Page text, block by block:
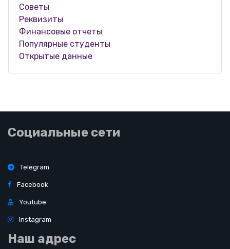
Советы
Реквизиты
Финансовые отчеты
Популярные студенты
Открытые данные
Социальные сети
Telegram
Facebook
Youtube
Instagram
Наш адрес